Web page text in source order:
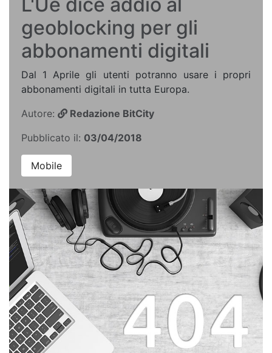
geoblocking per gli
abbonamenti digitali
Dal 1 Aprile gli utenti potranno usare i propri
abbonamenti digitali in tutta Europa.
Autore:
Redazione BitCity
Pubblicato il: 03/04/2018
Mobile